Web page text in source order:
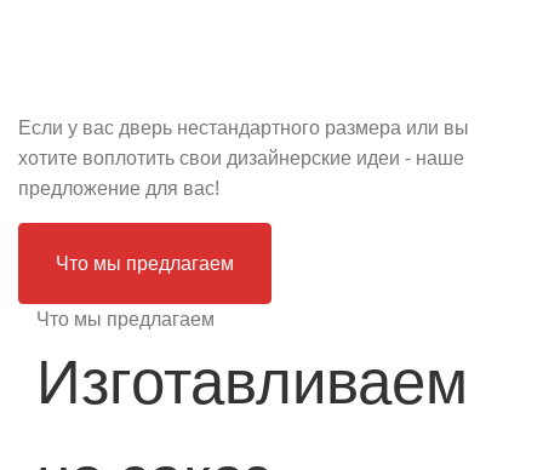
Если у вас дверь нестандартного размера или вы
хотите воплотить свои дизайнерские идеи - наше
предложение для вас!
Что мы предлагаем
Что мы предлагаем
Изготавливаем